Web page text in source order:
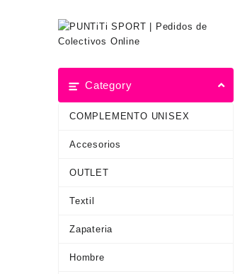
Category
COMPLEMENTO UNISEX
Accesorios
OUTLET
Textil
Zapateria
Hombre